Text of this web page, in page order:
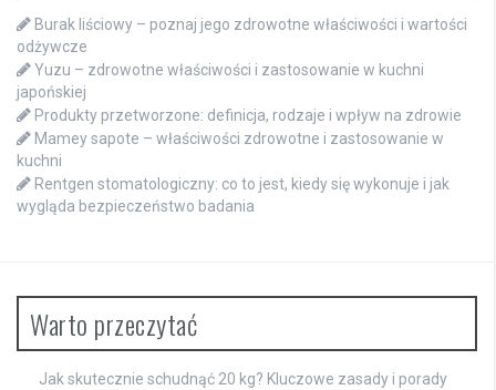
Burak liściowy – poznaj jego zdrowotne właściwości i wartości
odżywcze
Yuzu – zdrowotne właściwości i zastosowanie w kuchni
japońskiej
Produkty przetworzone: definicja, rodzaje i wpływ na zdrowie
Mamey sapote – właściwości zdrowotne i zastosowanie w
kuchni
Rentgen stomatologiczny: co to jest, kiedy się wykonuje i jak
wygląda bezpieczeństwo badania
Warto przeczytać
Jak skutecznie schudnąć 20 kg? Kluczowe zasady i porady